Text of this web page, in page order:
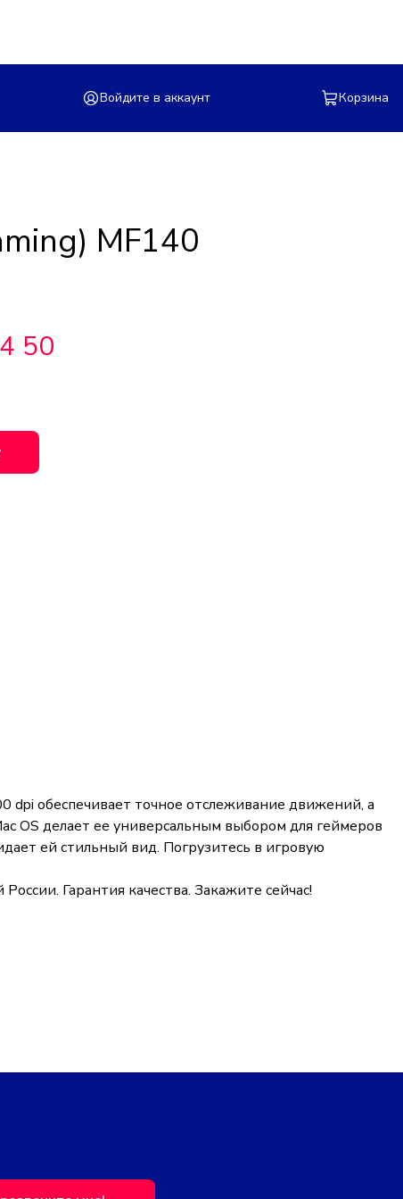
Войдите в аккаунт Корзина
MF140
50
dpi обеспечивает точное отслеживание движений, а
OS делает ее универсальным выбором для геймеров
ей стильный вид. Погрузитесь в игровую
Гарантия качества. Закажите сейчас!